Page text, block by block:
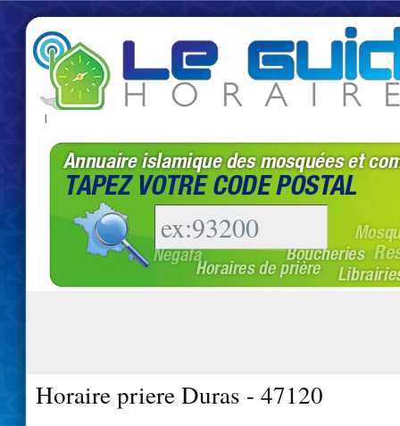
|
Horaire priere Duras - 47120